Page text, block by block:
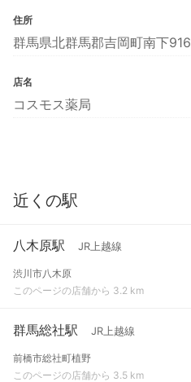
住所
群馬県北群馬郡吉岡町南下916
店名
コスモス薬局
近くの駅
八木原駅 JR上越線
渋川市八木原
このページの店舗から 3.2 km
群馬総社駅 JR上越線
前橋市総社町植野
このページの店舗から 3.5 km